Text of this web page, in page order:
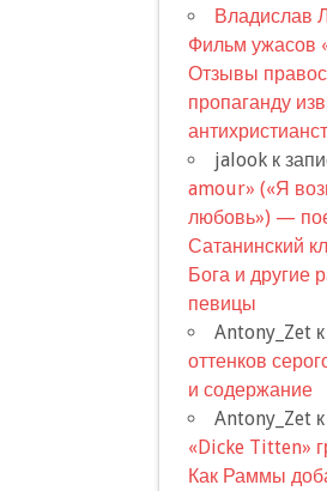
Владислав
Фильм ужасов
Отзывы
пропаганду
jalook к
amour» («Я
любовь») —
Сатанинский
Бога и другие
певицы
Antony_Zet
оттенков
и содержание
Antony_Zet
«Dicke Titten»
Как Раммы